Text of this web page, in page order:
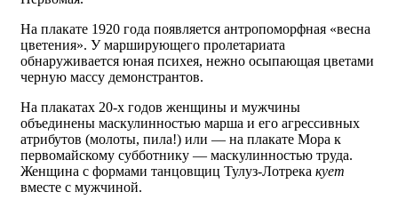
На плакате 1920 года появляется антропоморфная «весна
цветения». У марширующего пролетариата
обнаруживается юная психея, нежно осыпающая цветами
черную массу демонстрантов.
На плакатах 20-х годов женщины и мужчины
объединены маскулинностью марша и его агрессивных
атрибутов (молоты, пила!) или — на плакате Мора к
первомайскому субботнику — маскулинностью труда.
Женщина с формами танцовщиц Тулуз-Лотрека кует
вместе с мужчиной.